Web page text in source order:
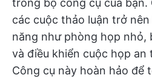
trong bộ công cụ của bạn.
các cuộc thảo luận trở
năng như phòng họp nhỏ,
và điều khiển cuộc họp
Công cụ này hoàn hảo để